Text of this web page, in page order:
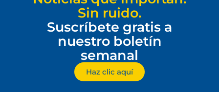
Sin ruido.
Suscríbete gratis a
nuestro boletín
semanal
Haz clic aquí